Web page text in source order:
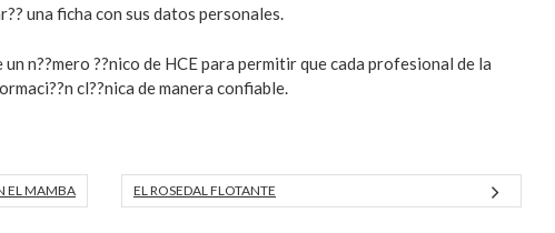
una ficha con sus datos personales.
n??mero ??nico de HCE para permitir que cada profesional de la
cl??nica de manera confiable.
EL MAMBA EL ROSEDAL FLOTANTE